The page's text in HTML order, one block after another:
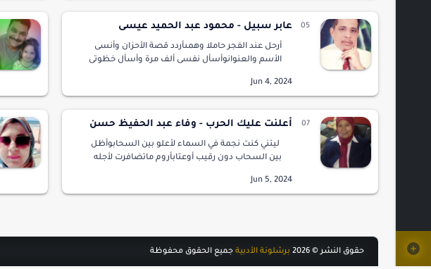
عابر سبيل - محمود عبد الحميد عيسى
أرحل عند الفجر حاملا وهمىأردد قصة الأحزان وأنسى
الأسم والعنوانوأسأل نفسى ألف مرة وأسأل خظوتى
زماننا غادر وأحزان الهوى شجرةزرعناها ولم…
أعلنت عليك الحرب - وفاء عبد الحفيظ حسن
ليتني كنت نجمة في السماء لأعلو بين السحابوأظل
بين السحاب دون رقيب أوعتابأروم ماتضافرت لأجله
المواسم كلهاوأبصرت الفجر وحديوبقيت مثل الس…
حقوق النشر © 2026 برشلونة الأدبية جميع الحقوق محفوظة